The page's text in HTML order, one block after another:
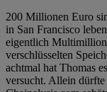
200 Millionen Euro
in San Francisco
eigentlich
verschlüsselten
achtmal hat Thomas
versucht. Allein dürfte